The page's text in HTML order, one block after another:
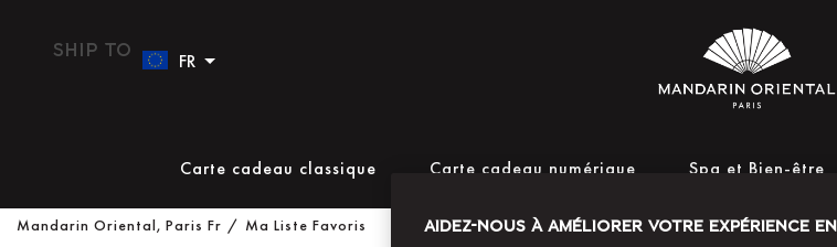
Ship To FR
Carte cadeau classique Carte cadeau numérique Spa et Bien-être
Mandarin Oriental, Paris Fr Ma Liste Favoris
Mandarin
AIDEZ-NOUS À AMÉLIORER VOTRE EXPÉRIENCE